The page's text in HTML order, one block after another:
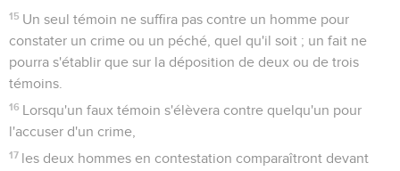
15 Un seul témoin ne suffira pas contre un homme pour
constater un crime ou un péché, quel qu'il soit ; un fait ne
pourra s'établir que sur la déposition de deux ou de trois
témoins.
16 Lorsqu'un faux témoin s'élèvera contre quelqu'un pour
l'accuser d'un crime,
17 les deux hommes en contestation comparaîtront devant